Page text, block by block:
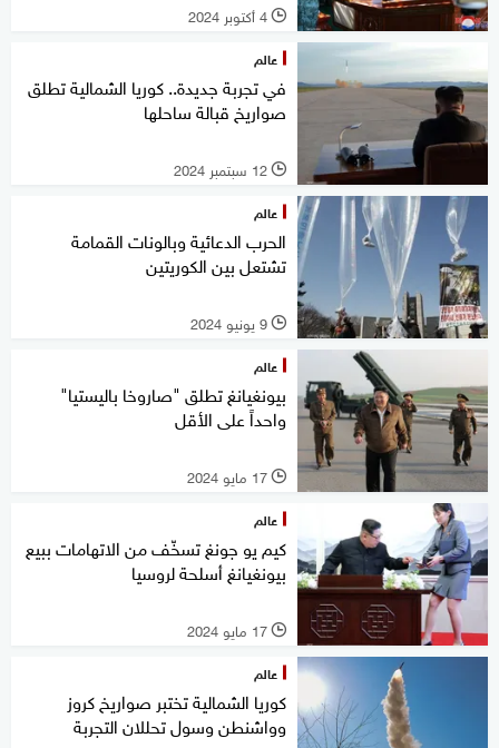
l 4 أكتوبر 2024
عالم
في تجربة جديدة.. كوريا الشمالية تطلق
صواريخ قبالة ساحلها
l 12 سبتمبر 2024
عالم
الحرب الدعائية وبالونات القمامة
تشتعل بين الكوريتين
l 9 يونيو 2024
عالم
بيونغيانغ تطلق "صاروخا باليستيا"
واحداً على الأقل
l 17 مايو 2024
عالم
كيم يو جونغ تسخّف من الاتهامات ببيع
بيونغيانغ أسلحة لروسيا
l 17 مايو 2024
عالم
كوريا الشمالية تختبر صواريخ كروز
وواشنطن وسول تحللان التجربة